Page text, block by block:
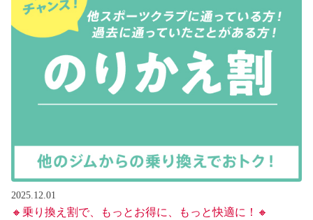
2025.12.01
🔸乗り換え割で、もっとお得に、もっと快適に！🔸